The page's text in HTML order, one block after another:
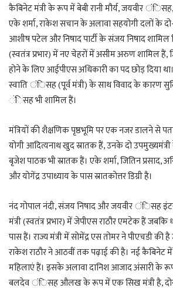
कैबिनेट मंत्री के रूप में बेबी रानी मौर्य, जयवीर
एके शर्मा, राकेश सचान के अलावा सहयोगी दलों के
आशीष पटेल और निषाद पार्टी के संजय निषाद शामिल
(स्वतंत्र प्रभार) में नए चेहरों में असीम अरुण शामिल हैं,
होने के लिए आईपीएस अधिकारी का पद छोड़ दिया
स्वाति ंिसह (पूर्व मंत्री) के साथ विवाद के कारण
ंिसह भी शामिल हैं।
मंत्रियों की शैक्षणिक पृष्ठभूमि पर एक नजर डालने से
योगी आदित्यनाथ खुद स्रातक हैं, उनके दो
बृजेश पाठक भी स्रातक हैं। एके शर्मा, जितिन प्रसाद,
और योगेंद्र उपाध्याय के पास स्रातकोत्तर डिग्री है।
नंद गोपाल नंदी, संजय निषाद और जयवीर ंिसह
मंत्री (स्वतंत्र प्रभार) में जेपीएस राठौर एमटेक हैं जबकि
पास हैं। राज्य मंत्री में सोमेंद्र एस तोमर ने पीएचडी
राकेश राठौर ने आठवीं तक पढ़ाई की है। नई कैबिनेट में
महिलाएं हैं। इसके अलावा दानिश आजाद अंसारी के
बलदेव ंिसह औलख के रूप में एक सिख मंत्री है, दोनों